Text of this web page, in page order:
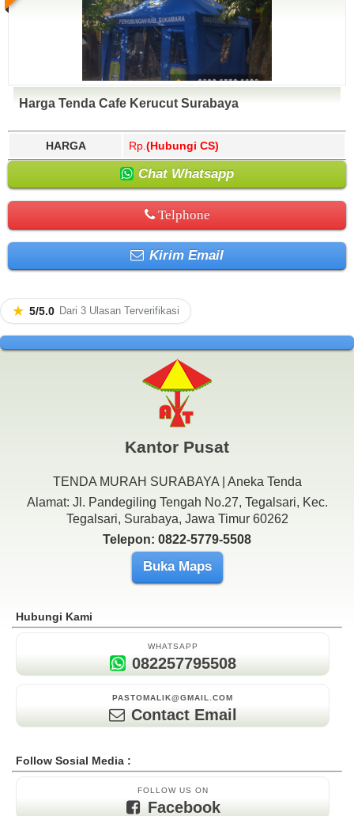
Harga Tenda Cafe Kerucut Surabaya
HARGA Rp. (Hubungi CS)
Chat Whatsapp
Telphone
Kirim Email
★ 5/5.0 Dari 3 Ulasan Terverifikasi
Kantor Pusat
TENDA MURAH SURABAYA | Aneka Tenda
Alamat: Jl. Pandegiling Tengah No.27, Tegalsari, Kec.
Tegalsari, Surabaya, Jawa Timur 60262
Telepon: 0822-5779-5508
Buka Maps
Hubungi Kami
WHATSAPP
082257795508
PASTOMALIK@GMAIL.COM
Contact Email
Follow Sosial Media :
FOLLOW US ON
Facebook